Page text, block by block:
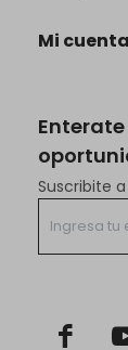
Suscribite

Mi cuenta